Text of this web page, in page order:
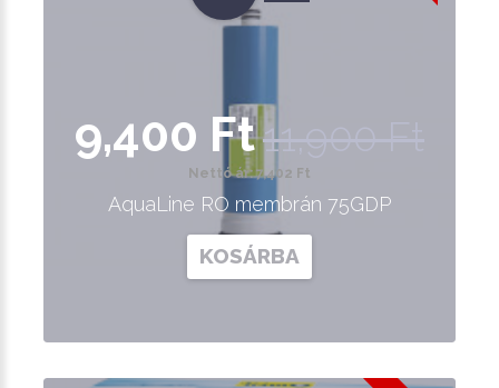
9,400 Ft11,900 Ft
Nettó ár: 7,402 Ft
AquaLine RO membrán 75GDP
KOSÁRBA